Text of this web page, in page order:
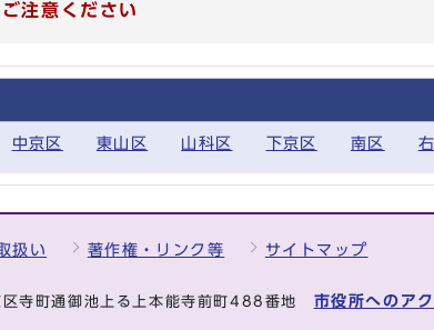
注意ください
中京区 東山区 山科区 下京区 南区
扱い 著作権・リンク等 サイトマップ
寺町通御池上る上本能寺前町488番地 市役所へのア